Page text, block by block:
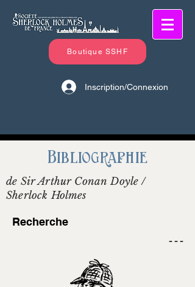
Boutique SSHF
Inscription/Connexion
Bibliographie
de Sir Arthur Conan Doyle /
Sherlock Holmes
Recherche
- - -